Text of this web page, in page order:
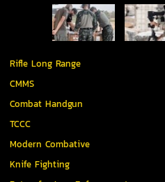
Rifle Long Range
CMMS
Combat Handgun
TCCC
Modern Combative
Knife Fighting